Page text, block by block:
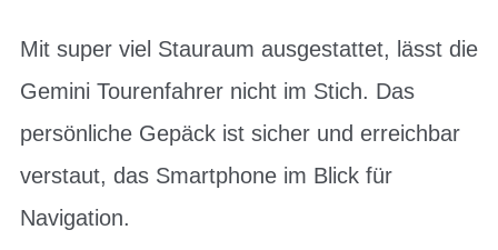
Mit super viel Stauraum ausgestattet, lässt die
Gemini Tourenfahrer nicht im Stich. Das
persönliche Gepäck ist sicher und erreichbar
verstaut, das Smartphone im Blick für
Navigation.